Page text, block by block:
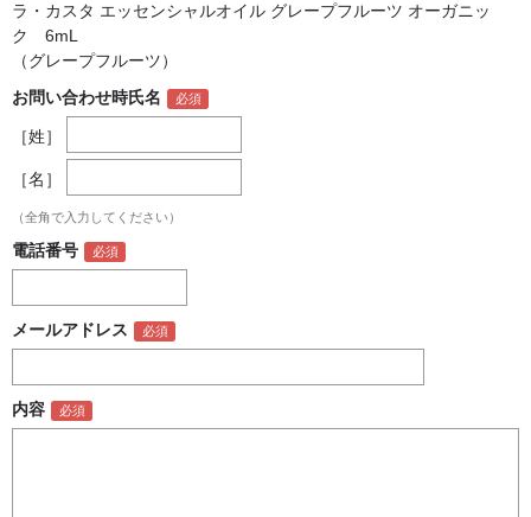
ラ・カスタ エッセンシャルオイル グレープフルーツ オーガニッ
ク 6mL
（グレープフルーツ）
お問い合わせ時氏名
［姓］
［名］
（全角で入力してください）
電話番号
メールアドレス
内容